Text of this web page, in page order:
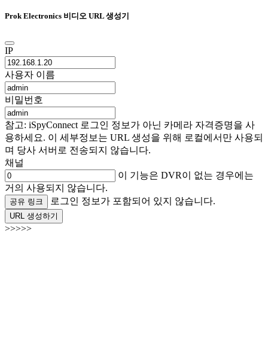
Prok Electronics 비디오 URL 생성기
IP
사용자 이름
비밀번호
참고: iSpyConnect 로그인 정보가 아닌 카메라 자격증명을 사
용하세요. 이 세부정보는 URL 생성을 위해 로컬에서만 사용되
며 당사 서버로 전송되지 않습니다.
채널
이 기능은 DVR이 없는 경우에는
거의 사용되지 않습니다.
공유 링크 로그인 정보가 포함되어 있지 않습니다.
URL 생성하기
>>>>>